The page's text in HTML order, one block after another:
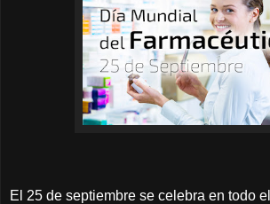
El 25 de septiembre se celebra en todo